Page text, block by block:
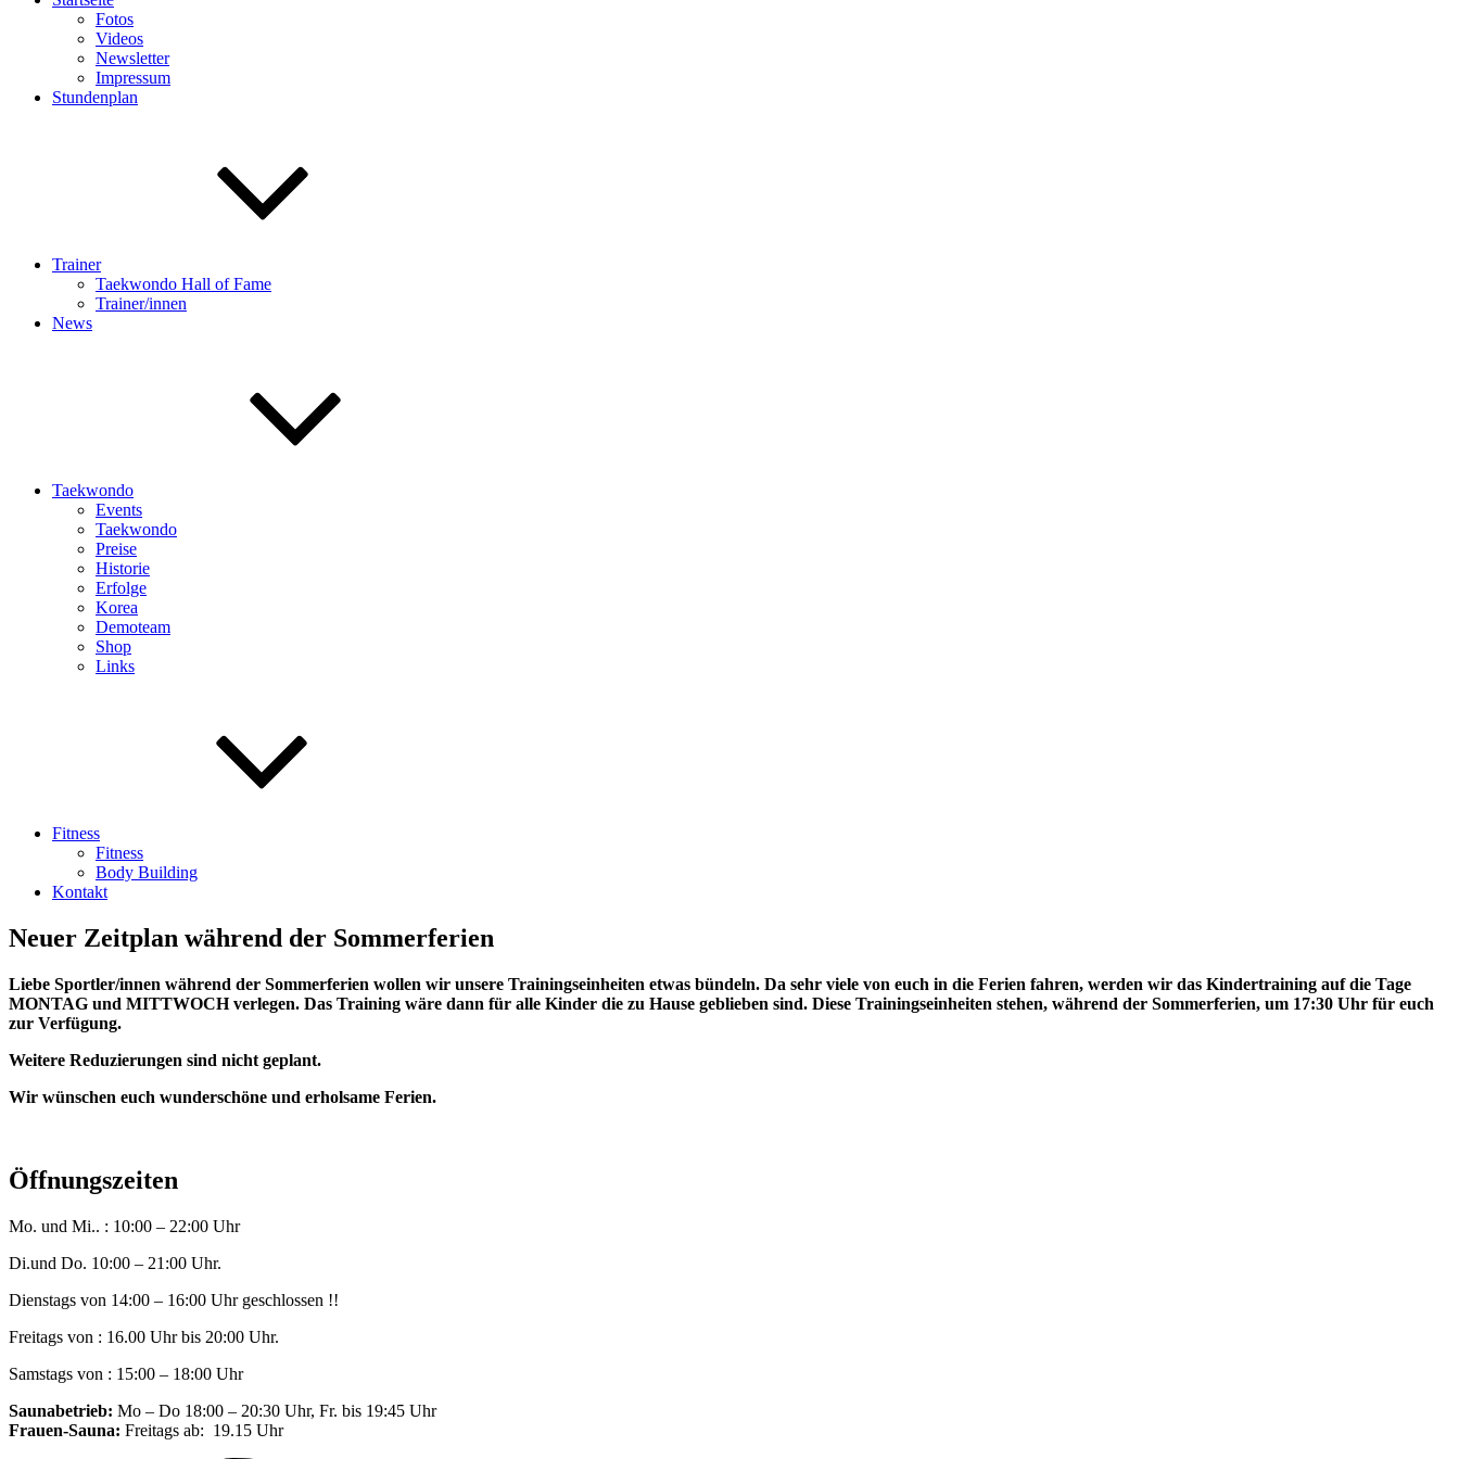
Fotos
Videos
Newsletter
Impressum
Stundenplan
Trainer
Taekwondo Hall of Fame
Trainer/innen
News
Taekwondo
Events
Taekwondo
Preise
Historie
Erfolge
Korea
Demoteam
Shop
Links
Fitness
Fitness
Body Building
Kontakt
Neuer Zeitplan während der Sommerferien
Liebe Sportler/innen während der Sommerferien wollen wir unsere Trainingseinheiten etwas bündeln. Da sehr viele von euch in die Ferien fahren, werden wir das Kindertraining auf die Tage
MONTAG und MITTWOCH verlegen. Das Training wäre dann für alle Kinder die zu Hause geblieben sind. Diese Trainingseinheiten stehen, während der Sommerferien, um 17:30 Uhr für euch
zur Verfügung.
Weitere Reduzierungen sind nicht geplant.
Wir wünschen euch wunderschöne und erholsame Ferien.
Öffnungszeiten
Mo. und Mi.. : 10:00 – 22:00 Uhr
Di.und Do. 10:00 – 21:00 Uhr.
Dienstags von 14:00 – 16:00 Uhr geschlossen !!
Freitags von : 16.00 Uhr bis 20:00 Uhr.
Samstags von : 15:00 – 18:00 Uhr
Saunabetrieb: Mo – Do 18:00 – 20:30 Uhr, Fr. bis 19:45 Uhr
Frauen-Sauna: Freitags ab: 19.15 Uhr